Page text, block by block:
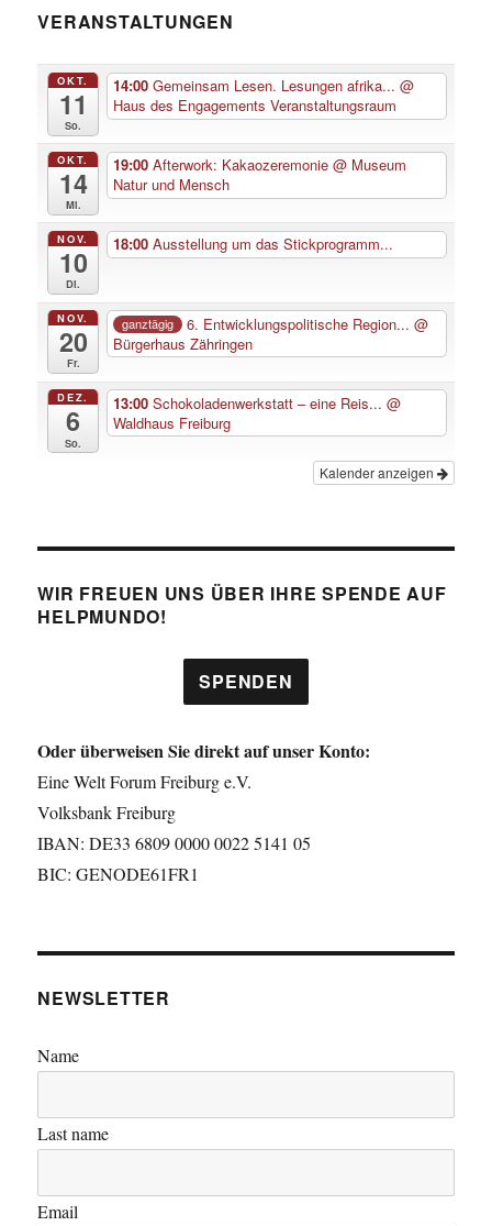
VERANSTALTUNGEN
OKT.
11
So.
14:00Gemeinsam Lesen. Lesungen afrika...@
Haus des Engagements Veranstaltungsraum
OKT.
14
Mi.
19:00Afterwork: Kakaozeremonie@ Museum
Natur und Mensch
NOV.
10
Di.
18:00Ausstellung um das Stickprogramm...
NOV.
20
Fr.
ganztägig 6. Entwicklungspolitische Region... @
Bürgerhaus Zähringen
DEZ.
6
So.
13:00Schokoladenwerkstatt – eine Reis...@
Waldhaus Freiburg
Kalender anzeigen
WIR FREUEN UNS ÜBER IHRE SPENDE AUF
HELPMUNDO!
SPENDEN
Oder überweisen Sie direkt auf unser Konto:
Eine Welt Forum Freiburg e.V.
Volksbank Freiburg
IBAN: DE33 6809 0000 0022 5141 05
BIC: GENODE61FR1
NEWSLETTER
Name
Last name
Email